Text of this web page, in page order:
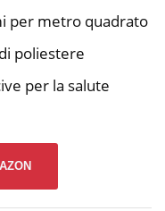
per metro quadrato
poliestere
per la salute